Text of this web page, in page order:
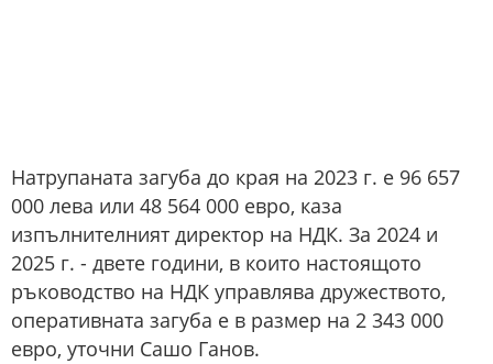
Натрупаната загуба до края на 2023 г. е 96 657
000 лева или 48 564 000 евро, каза
изпълнителният директор на НДК. За 2024 и
2025 г. - двете години, в които настоящото
ръководство на НДК управлява дружеството,
оперативната загуба е в размер на 2 343 000
евро, уточни Сашо Ганов.